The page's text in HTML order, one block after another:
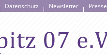
Datenschutz Newsletter Presse